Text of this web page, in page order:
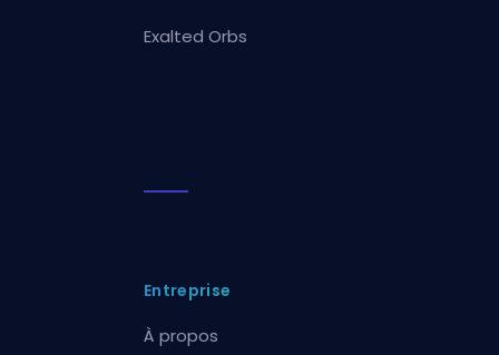
Exalted Orbs
Entreprise
À propos